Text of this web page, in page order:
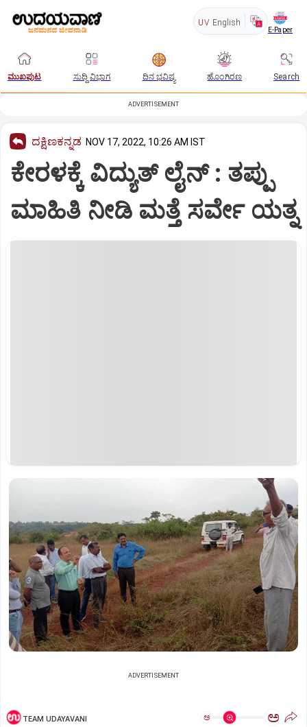
UV English
E-Paper
ಮುಖಪುಟ ಸುದ್ದಿ ವಿಭಾಗ ದಿನ ಭವಿಷ್ಯ ಹೊಂಗಿರಣ Search
ADVERTISEMENT
ದಕ್ಷಿಣಕನ್ನಡ NOV 17, 2022, 10:26 AM IST
ಕೇರಳಕ್ಕೆ ವಿದ್ಯುತ್‌ ಲೈನ್‌ : ತಪ್ಪು
ಮಾಹಿತಿ ನೀಡಿ ಮತ್ತೆ ಸರ್ವೇ ಯತ್ನ
ADVERTISEMENT
TEAM UDAYAVANI ಅ ಅ